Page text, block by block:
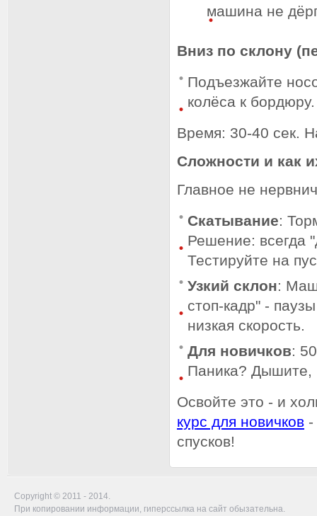
машина не
Вниз по склону
Подъезжайте
колёса к
Время: 30-40 сек.
Сложности и как
Главное не
Скатывание:
Решение: всегда
Тестируйте на
Узкий склон:
стоп-кадр" -
низкая скорость.
Для новичков:
Паника? Дышите,
Освойте это - и
курс для новичков -
спусков!
Copyright © 2011 - 2014.
При копировании информации, гиперссылка на сайт обызательна.